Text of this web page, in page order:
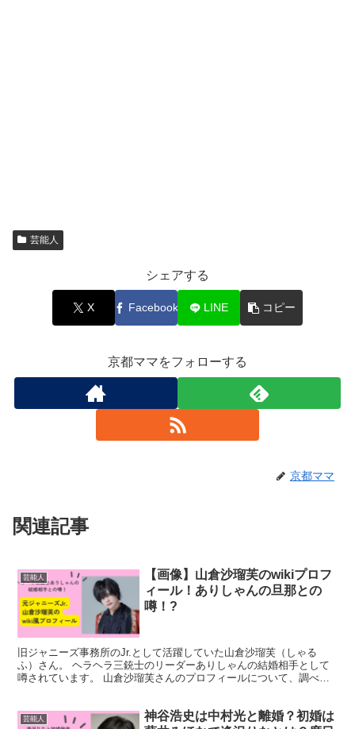
芸能人
シェアする
X Facebook LINE コピー
京都ママをフォローする
京都ママ
関連記事
芸能人
【画像】山倉沙瑠芙のwikiプロフ
ィール！ありしゃんの旦那との
噂！?
旧ジャニーズ事務所のJr.として活躍していた山倉沙瑠芙（しゃる
ふ）さん。 ヘラヘラ三銃士のリーダーありしゃんの結婚相手として
噂されています。 山倉沙瑠芙さんのプロフィールについて、調べて
芸能人
神谷浩史は中村光と離婚？初婚は